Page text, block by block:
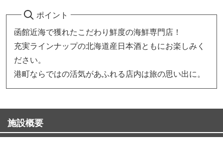
ポイント
函館近海で獲れたこだわり鮮度の海鮮専門店！
充実ラインナップの北海道産日本酒ともにお楽しみく
ださい。
港町ならではの活気があふれる店内は旅の思い出に。
施設概要